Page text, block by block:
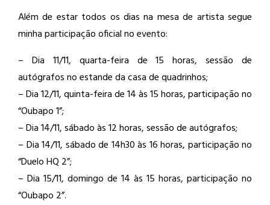
Além de estar todos os dias na mesa de artista segue
minha participação oficial no evento:
– Dia 11/11, quarta-feira de 15 horas, sessão de
autógrafos no estande da casa de quadrinhos;
– Dia 12/11, quinta-feira de 14 às 15 horas, participação no
“Oubapo 1”;
– Dia 14/11, sábado às 12 horas, sessão de autógrafos;
– Dia 14/11, sábado de 14h30 às 16 horas, participação no
“Duelo HQ 2”;
– Dia 15/11, domingo de 14 às 15 horas, participação no
“Oubapo 2”.